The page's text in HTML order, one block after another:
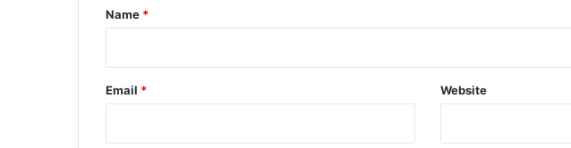
*
Name *
Email * Website